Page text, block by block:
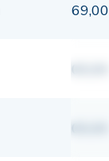
69,00
00,00
00,00